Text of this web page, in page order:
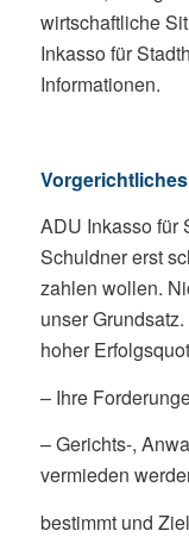
wirtschaftliche
Inkasso für
Informationen.
ADU Inkasso für
Schuldner erst
zahlen wollen.
unser
hoher
– Ihre
– Gerichts-,
vermieden
bestimmt und